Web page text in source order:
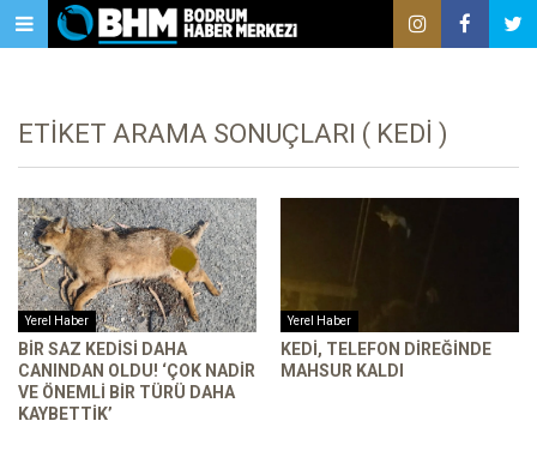
ETIKET ARAMA SONUÇLARI ( KEDI )
Yerel Haber
BIR SAZ KEDISI DAHA
CANINDAN OLDU! ‘ÇOK NADIR
VE ÖNEMLI BIR TÜRÜ DAHA
KAYBETTIK’
Yerel Haber
KEDI, TELEFON DIREĞINDE
MAHSUR KALDI